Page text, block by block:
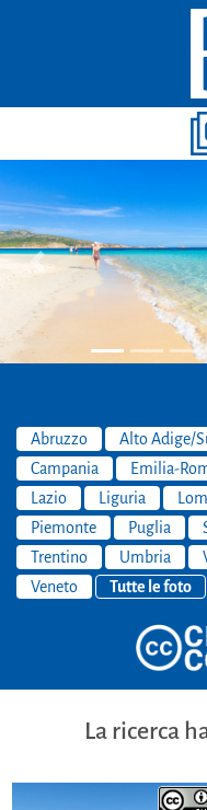
Previous
Abruzzo Alto Adige/
Campania
Emilia-
Lazio
Liguria
Piemonte
Puglia
Trentino
Umbria
Veneto
Tutte le foto
La ricerca